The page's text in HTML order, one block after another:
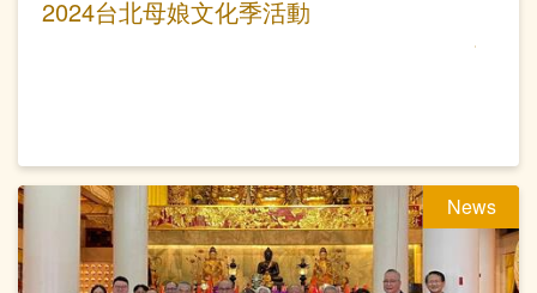
2024台北母娘文化季活動
News